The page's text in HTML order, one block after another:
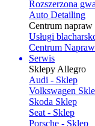
Rozszerzona
Auto Detailing
Centrum
Usługi
Centrum
Serwis
Sklepy Allegro
Audi - Sklep
Volkswagen
Skoda Sklep
Seat - Sklep
Porsche - Sklep